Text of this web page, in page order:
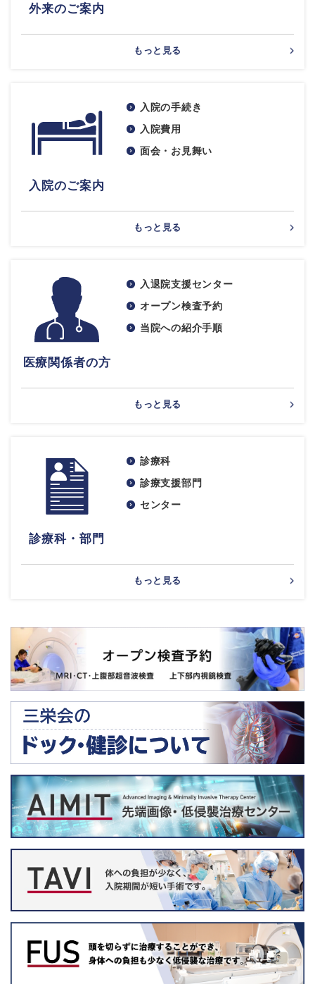
外来のご案内
もっと見る
入院のご案内
入院の手続き
入院費用
面会・お見舞い
もっと見る
医療関係者の方
入退院支援センター
オープン検査予約
当院への紹介手順
もっと見る
診療科・部門
診療科
診療支援部門
センター
もっと見る